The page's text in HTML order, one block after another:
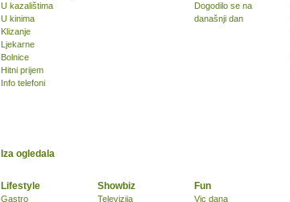
U kazalištima
U kinima
Klizanje
Ljekarne
Bolnice
Hitni prijem
Info telefoni
Dogodilo se na
današnji dan
Lifestyle
Gastro
Showbiz
Televizija
Fun
Vic dana
Iza ogledala